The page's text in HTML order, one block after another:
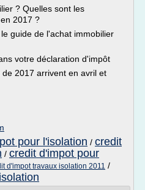
? Quelles sont les
2017 ?
guide de l'achat immobilier
votre déclaration d'impôt
2017 arrivent en avril et
pour l'isolation / credit
/ credit d'impot pour
d'impot travaux isolation 2011 /